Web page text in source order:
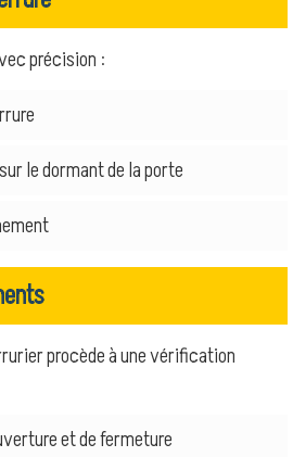
précision :
le dormant de la porte
procède à une vérification
et de fermeture